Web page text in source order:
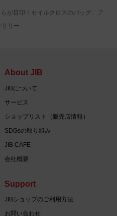
が目印！セイルクロスのバッグ、ア
サリー
About JIB
JIBについて
サービス
ショップリスト（販売店情報）
SDGsの取り組み
JIB CAFE
会社概要
Support
JIBショップのご利用方法
お問い合わせ